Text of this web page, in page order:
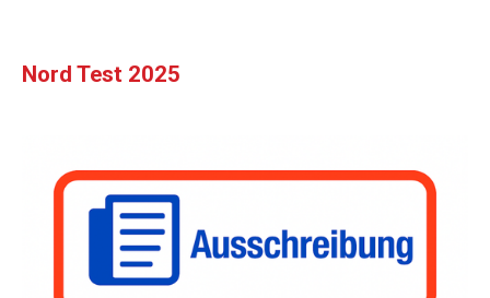
Nord Test 2025